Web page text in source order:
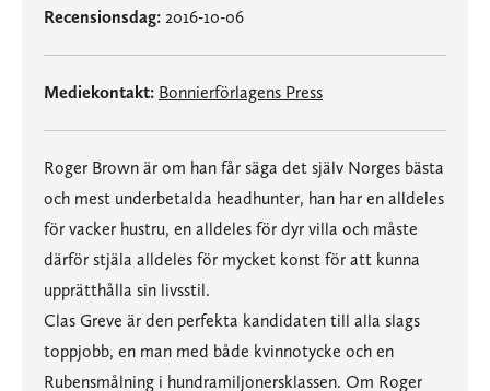
Recensionsdag: 2016-10-06
Mediekontakt: Bonnierförlagens Press
Roger Brown är om han får säga det själv Norges bästa
och mest underbetalda headhunter, han har en alldeles
för vacker hustru, en alldeles för dyr villa och måste
därför stjäla alldeles för mycket konst för att kunna
upprätthålla sin livsstil.
Clas Greve är den perfekta kandidaten till alla slags
toppjobb, en man med både kvinnotycke och en
Rubensmålning i hundramiljonersklassen. Om Roger